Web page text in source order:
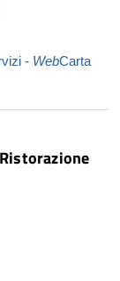
- WebCarta